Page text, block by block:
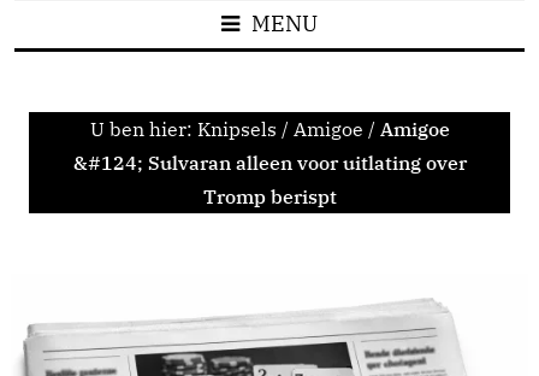
MENU
U ben hier: Knipsels / Amigoe / Amigoe
&#124; Sulvaran alleen voor uitlating over
Tromp berispt